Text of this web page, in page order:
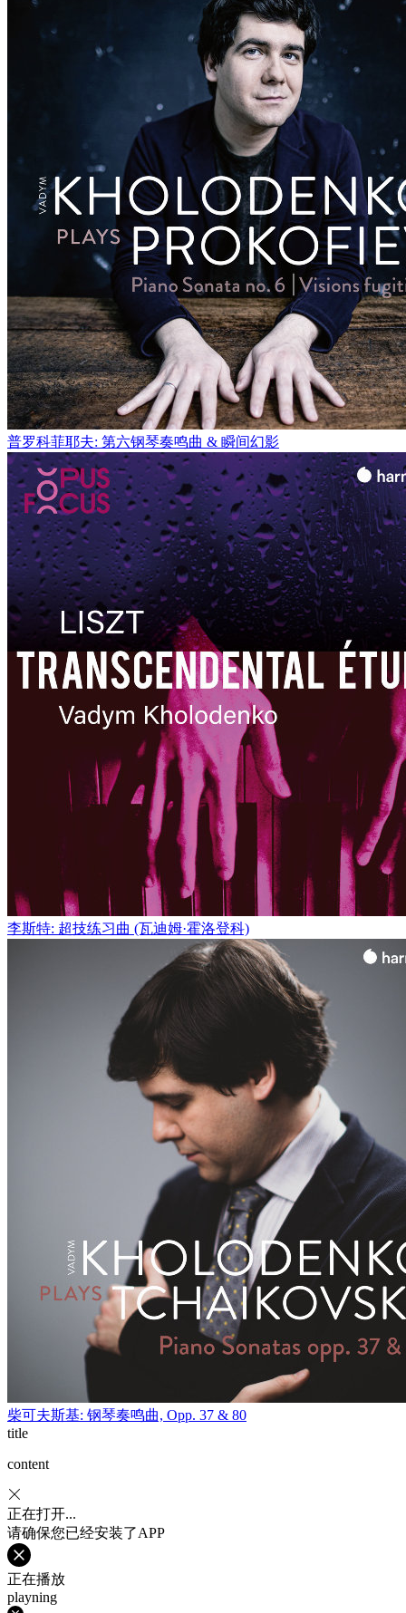
普罗科菲耶夫: 第六钢琴奏鸣曲 & 瞬间幻影
李斯特: 超技练习曲 (瓦迪姆·霍洛登科)
柴可夫斯基: 钢琴奏鸣曲, Opp. 37 & 80
title
content
正在打开...
请确保您已经安装了APP
正在播放
playning